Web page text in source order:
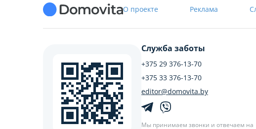
О проекте Реклама
Служба заботы
+375 29 376-13-70
+375 33 376-13-70
editor@domovita.by
Мы принимаем звонки и отвечаем на